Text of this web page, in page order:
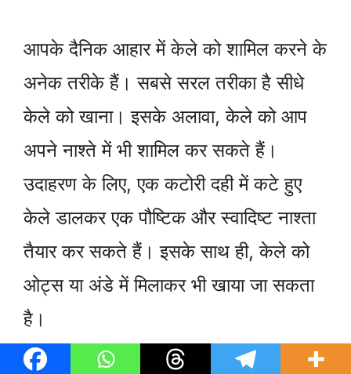
आपके दैनिक आहार में केले को शामिल करने के
अनेक तरीके हैं। सबसे सरल तरीका है सीधे
केले को खाना। इसके अलावा, केले को आप
अपने नाश्ते में भी शामिल कर सकते हैं।
उदाहरण के लिए, एक कटोरी दही में कटे हुए
केले डालकर एक पौष्टिक और स्वादिष्ट नाश्ता
तैयार कर सकते हैं। इसके साथ ही, केले को
ओट्स या अंडे में मिलाकर भी खाया जा सकता
है।